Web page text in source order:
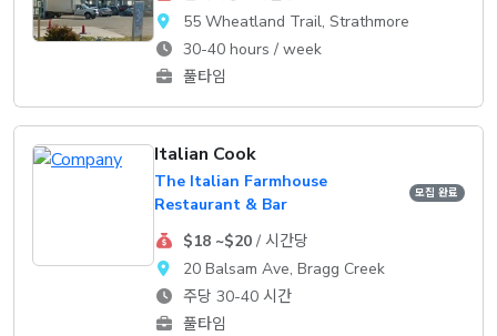
55 Wheatland Trail, Strathmore
30-40 hours / week
풀타임
Italian Cook
The Italian Farmhouse
Restaurant & Bar
모집 완료
$18 ~$20/ 시간당
20 Balsam Ave, Bragg Creek
주당 30-40 시간
풀타임